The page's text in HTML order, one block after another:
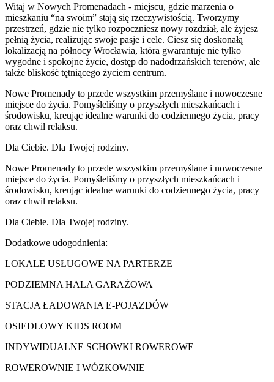
Witaj w Nowych Promenadach - miejscu, gdzie marzenia o
mieszkaniu “na swoim” stają się rzeczywistością. Tworzymy
przestrzeń, gdzie nie tylko rozpoczniesz nowy rozdział, ale żyjesz
pełnią życia, realizując swoje pasje i cele. Ciesz się doskonałą
lokalizacją na północy Wrocławia, która gwarantuje nie tylko
wygodne i spokojne życie, dostęp do nadodrzańskich terenów, ale
także bliskość tętniącego życiem centrum.
Nowe Promenady to przede wszystkim przemyślane i nowoczesne
miejsce do życia. Pomyśleliśmy o przyszłych mieszkańcach i
środowisku, kreując idealne warunki do codziennego życia, pracy
oraz chwil relaksu.
Dla Ciebie. Dla Twojej rodziny.
Nowe Promenady to przede wszystkim przemyślane i nowoczesne
miejsce do życia. Pomyśleliśmy o przyszłych mieszkańcach i
środowisku, kreując idealne warunki do codziennego życia, pracy
oraz chwil relaksu.
Dla Ciebie. Dla Twojej rodziny.
Dodatkowe udogodnienia:
LOKALE USŁUGOWE NA PARTERZE
PODZIEMNA HALA GARAŻOWA
STACJA ŁADOWANIA E-POJAZDÓW
OSIEDLOWY KIDS ROOM
INDYWIDUALNE SCHOWKI ROWEROWE
ROWEROWNIE I WÓZKOWNIE